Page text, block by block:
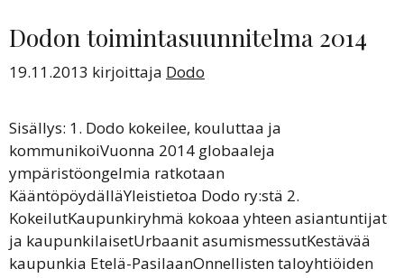
Dodon toimintasuunnitelma 2014
19.11.2013 kirjoittaja Dodo
Sisällys: 1. Dodo kokeilee, kouluttaa ja
kommunikoiVuonna 2014 globaaleja
ympäristöongelmia ratkotaan
KääntöpöydälläYleistietoa Dodo ry:stä 2.
KokeilutKaupunkiryhmä kokoaa yhteen asiantuntijat
ja kaupunkilaisetUrbaanit asumismessutKestävää
kaupunkia Etelä-PasilaanOnnellisten taloyhtiöiden